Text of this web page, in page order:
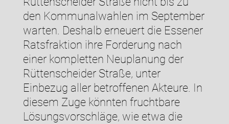
den Kommunalwahlen im September
warten. Deshalb erneuert die Essener
Ratsfraktion ihre Forderung nach
einer kompletten Neuplanung der
Rüttenscheider Straße, unter
Einbezug aller betroffenen Akteure. In
diesem Zuge könnten fruchtbare
Lösungsvorschläge, wie etwa die